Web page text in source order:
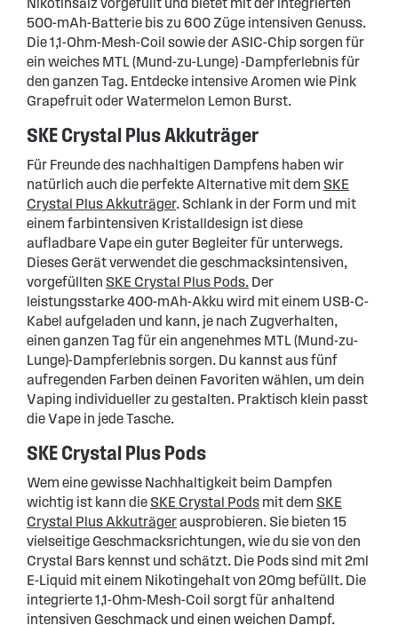
Nikotinsalz vorgefüllt und bietet mit der integrierten
500-mAh-Batterie bis zu 600 Züge intensiven Genuss.
Die 1,1-Ohm-Mesh-Coil sowie der ASIC-Chip sorgen für
ein weiches MTL (Mund-zu-Lunge) -Dampferlebnis für
den ganzen Tag. Entdecke intensive Aromen wie Pink
Grapefruit oder Watermelon Lemon Burst.
SKE Crystal Plus Akkuträger
Für Freunde des nachhaltigen Dampfens haben wir
natürlich auch die perfekte Alternative mit dem SKE
Crystal Plus Akkuträger. Schlank in der Form und mit
einem farbintensiven Kristalldesign ist diese
aufladbare Vape ein guter Begleiter für unterwegs.
Dieses Gerät verwendet die geschmacksintensiven,
vorgefüllten SKE Crystal Plus Pods. Der
leistungsstarke 400-mAh-Akku wird mit einem USB-C-
Kabel aufgeladen und kann, je nach Zugverhalten,
einen ganzen Tag für ein angenehmes MTL (Mund-zu-
Lunge)-Dampferlebnis sorgen. Du kannst aus fünf
aufregenden Farben deinen Favoriten wählen, um dein
Vaping individueller zu gestalten. Praktisch klein passt
die Vape in jede Tasche.
SKE Crystal Plus Pods
Wem eine gewisse Nachhaltigkeit beim Dampfen
wichtig ist kann die SKE Crystal Pods mit dem SKE
Crystal Plus Akkuträgerausprobieren. Sie bieten 15
vielseitige Geschmacksrichtungen, wie du sie von den
Crystal Bars kennst und schätzt. Die Pods sind mit 2ml
E-Liquid mit einem Nikotingehalt von 20mg befüllt. Die
integrierte 1,1-Ohm-Mesh-Coil sorgt für anhaltend
intensiven Geschmack und einen weichen Dampf.